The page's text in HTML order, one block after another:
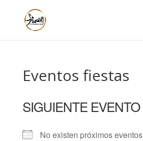
Eventos fiestas
SIGUIENTE EVENTO
No existen próximos eventos